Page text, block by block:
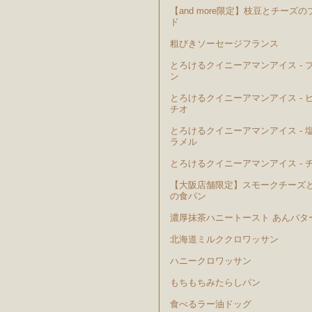
【and more限定】枝豆とチーズの
ド
粗びきソーセージフランス
とろけるクイニーアマンアイス -
ン
とろけるクイニーアマンアイス -
チオ
とろけるクイニーアマンアイス -
ラメル
とろけるクイニーアマンアイス -
【大阪店舗限定】スモークチーズ
の食パン
濃厚抹茶ハニートースト あんバタ
北海道ミルククロワッサン
ハニークロワッサン
もちもちみたらしパン
食べるラー油ドッグ